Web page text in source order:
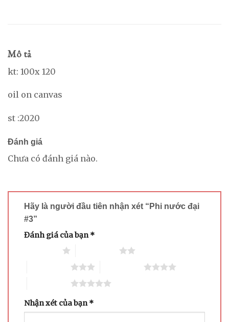
Mô tả
kt: 100x 120
oil on canvas
st :2020
Đánh giá
Chưa có đánh giá nào.
Hãy là người đầu tiên nhận xét “Phi nước đại
#3”
Đánh giá của bạn*
Nhận xét của bạn *